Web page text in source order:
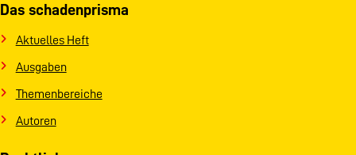
Das schadenprisma
Aktuelles Heft
Ausgaben
Themenbereiche
Autoren